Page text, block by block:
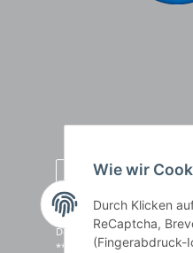
* Alle Preise inkl. gesetzlicher
Der Gesamtpreis ist
** gilt für Lieferungen
Wie wir
Durch Klicken
ReCaptcha,
(Fingerabdruck-